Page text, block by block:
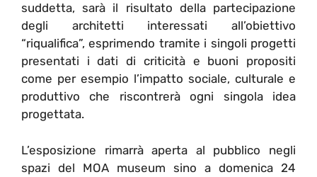
suddetta, sarà il risultato della partecipazione
degli architetti interessati all’obiettivo
“riqualifica”, esprimendo tramite i singoli progetti
presentati i dati di criticità e buoni propositi
come per esempio l’impatto sociale, culturale e
produttivo che riscontrerà ogni singola idea
progettata.
L’esposizione rimarrà aperta al pubblico negli
spazi del MOA museum sino a domenica 24